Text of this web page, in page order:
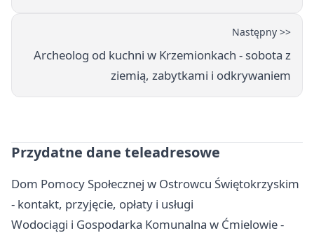
Następny >>
Archeolog od kuchni w Krzemionkach - sobota z
ziemią, zabytkami i odkrywaniem
Przydatne dane teleadresowe
Dom Pomocy Społecznej w Ostrowcu Świętokrzyskim
- kontakt, przyjęcie, opłaty i usługi
Wodociągi i Gospodarka Komunalna w Ćmielowie -